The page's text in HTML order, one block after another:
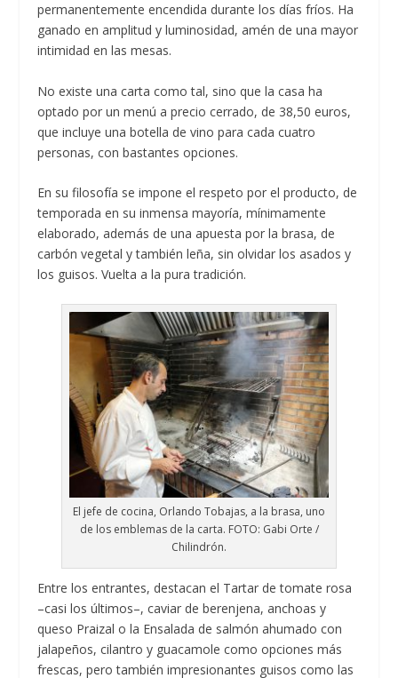
permanentemente encendida durante los días fríos. Ha
ganado en amplitud y luminosidad, amén de una mayor
intimidad en las mesas.
No existe una carta como tal, sino que la casa ha
optado por un menú a precio cerrado, de 38,50 euros,
que incluye una botella de vino para cada cuatro
personas, con bastantes opciones.
En su filosofía se impone el respeto por el producto, de
temporada en su inmensa mayoría, mínimamente
elaborado, además de una apuesta por la brasa, de
carbón vegetal y también leña, sin olvidar los asados y
los guisos. Vuelta a la pura tradición.
El jefe de cocina, Orlando Tobajas, a la brasa, uno
de los emblemas de la carta. FOTO: Gabi Orte /
Chilindrón.
Entre los entrantes, destacan el Tartar de tomate rosa
–casi los últimos–, caviar de berenjena, anchoas y
queso Praizal o la Ensalada de salmón ahumado con
jalapeños, cilantro y guacamole como opciones más
frescas, pero también impresionantes guisos como las